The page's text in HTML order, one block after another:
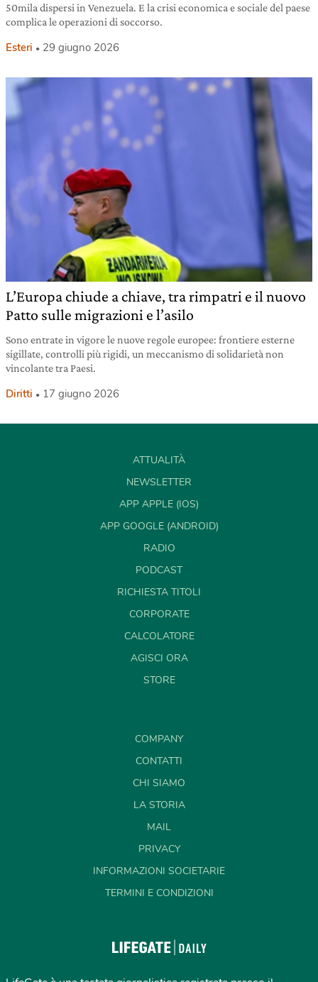
50mila dispersi in Venezuela. E la crisi economica e sociale del paese
complica le operazioni di soccorso.
Esteri 29 giugno 2026
L’Europa chiude a chiave, tra rimpatri e il nuovo
Patto sulle migrazioni e l’asilo
Sono entrate in vigore le nuove regole europee: frontiere esterne
sigillate, controlli più rigidi, un meccanismo di solidarietà non
vincolante tra Paesi.
Diritti 17 giugno 2026
ATTUALITÀ
NEWSLETTER
APP APPLE (IOS)
APP GOOGLE (ANDROID)
RADIO
PODCAST
RICHIESTA TITOLI
CORPORATE
CALCOLATORE
AGISCI ORA
STORE
COMPANY
CONTATTI
CHI SIAMO
LA STORIA
MAIL
PRIVACY
INFORMAZIONI SOCIETARIE
TERMINI E CONDIZIONI